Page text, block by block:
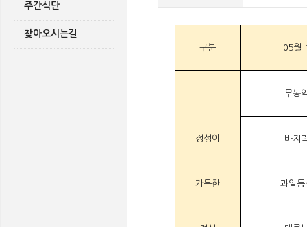
주간식단
찾아오시는길
구분 05월
무농
정성이 바지
가득한 과일등